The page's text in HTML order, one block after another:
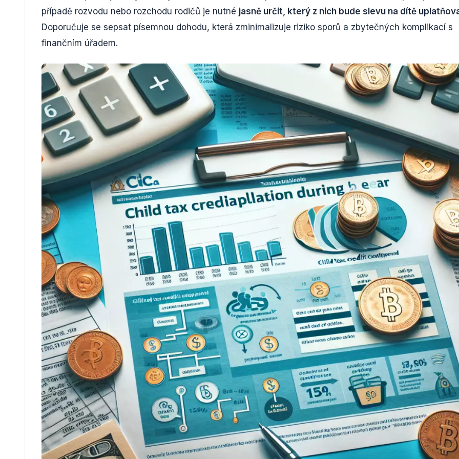
případě rozvodu nebo rozchodu rodičů je nutné jasně určit, který z nich bude slevu na dítě
Doporučuje se sepsat písemnou dohodu, která zminimalizuje riziko sporů a zbytečných komplikací s
finančním úřadem.